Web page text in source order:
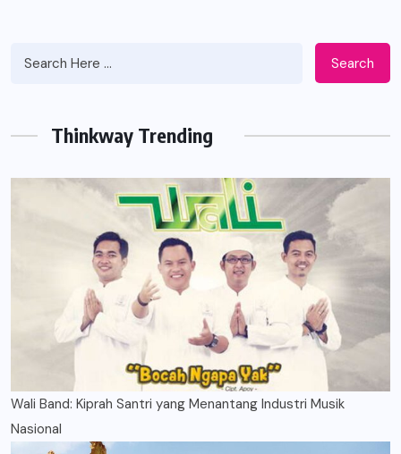
Search
Thinkway Trending
Wali Band: Kiprah Santri yang Menantang Industri Musik
Nasional